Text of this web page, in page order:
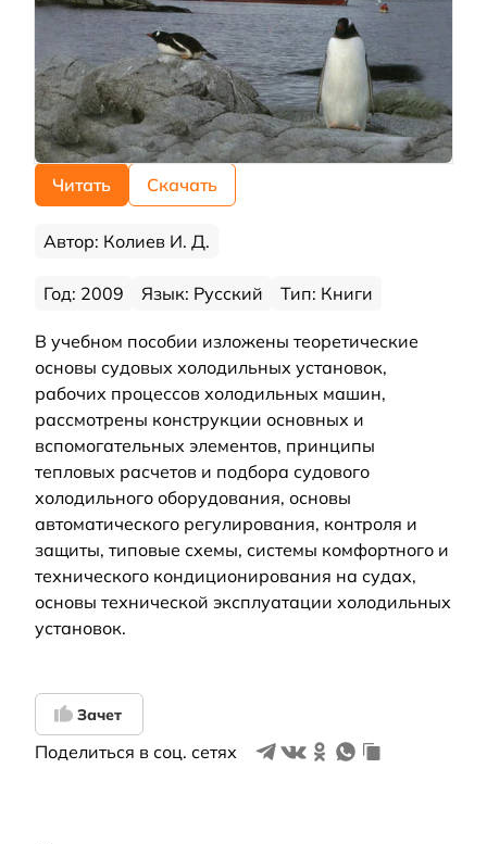
Читать Скачать
Автор: Колиев И. Д.
Год: 2009 Язык: Русский Тип: Книги
В учебном пособии изложены теоретические
основы судовых холодильных установок,
рабочих процессов холодильных машин,
рассмотрены конструкции основных и
вспомогательных элементов, принципы
тепловых расчетов и подбора судового
холодильного оборудования, основы
автоматического регулирования, контроля и
защиты, типовые схемы, системы комфортного и
технического кондиционирования на судах,
основы технической эксплуатации холодильных
установок.
Зачет
Поделиться в соц. сетях